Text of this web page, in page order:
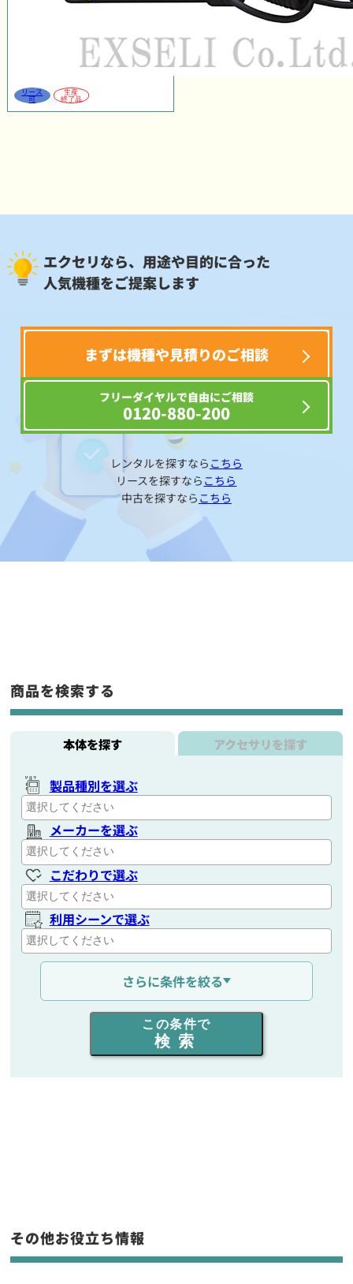
リース
可
生産
終了品
エクセリなら、用途や目的に合った
人気機種をご提案します
まずは機種や見積りのご相談
フリーダイヤルで自由にご相談
0120-880-200
レンタルを探すなら こちら
リースを探すなら こちら
中古を探すなら こちら
商品を検索する
本体を探す アクセサリを探す
製品種別を選ぶ
メーカーを選ぶ
こだわりで選ぶ
利用シーンで選ぶ
通信距離を選ぶ
出力を選ぶ
同時通話人数を選ぶ
フリーワード入力(製品名等)
さらに条件を絞る
この条件で
検索
その他お役立ち情報